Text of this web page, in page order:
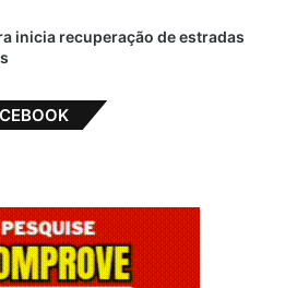
inicia recuperação de estradas